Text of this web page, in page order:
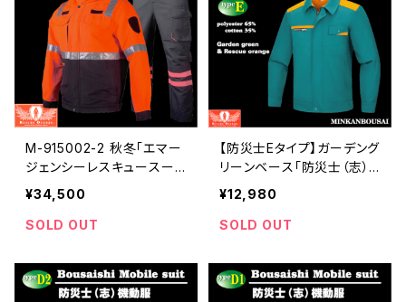
M-915002-2 秋冬「エマー
ジェンシーレスキュースー
ツ」エマージェンシーレッド
＆ブラック | 危機管理ブラン
ド民間防災
¥34,500
SOLD OUT
【防災士Eタイプ】ガーデング
リーンベース「防災士（志）
防災服」 | 危機管理ブランド
民間防災
¥12,980
SOLD OUT